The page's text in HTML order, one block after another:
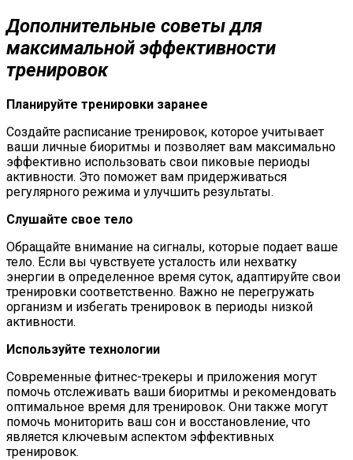
Дополнительные советы для
максимальной эффективности
тренировок
Планируйте тренировки заранее
Создайте расписание тренировок, которое учитывает
ваши личные биоритмы и позволяет вам максимально
эффективно использовать свои пиковые периоды
активности. Это поможет вам придерживаться
регулярного режима и улучшить результаты.
Слушайте свое тело
Обращайте внимание на сигналы, которые подает ваше
тело. Если вы чувствуете усталость или нехватку
энергии в определенное время суток, адаптируйте свои
тренировки соответственно. Важно не перегружать
организм и избегать тренировок в периоды низкой
активности.
Используйте технологии
Современные фитнес-трекеры и приложения могут
помочь отслеживать ваши биоритмы и рекомендовать
оптимальное время для тренировок. Они также могут
помочь мониторить ваш сон и восстановление, что
является ключевым аспектом эффективных
тренировок.